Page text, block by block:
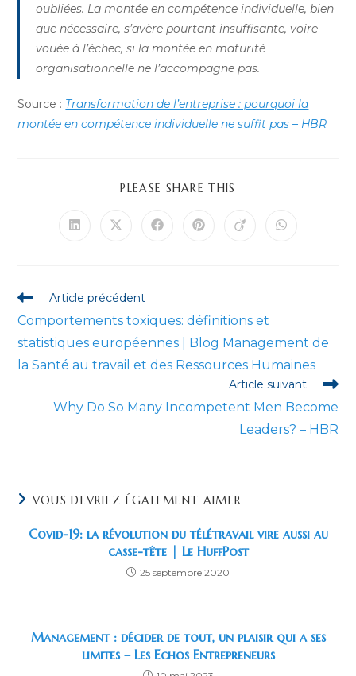
oubliées. La montée en compétence individuelle, bien
que nécessaire, s’avère pourtant insuffisante, voire
vouée à l’échec, si la montée en maturité
organisationnelle ne l’accompagne pas.
Source : Transformation de l’entreprise : pourquoi la
montée en compétence individuelle ne suffit pas – HBR
PLEASE SHARE THIS
Ouvrir
Ouvrir Ouvrir Ouvrir Ouvrir Ouvrir
Read
articles
Article précédent
Comportements toxiques: définitions et
statistiques européennes | Blog Management de
la Santé au travail et des Ressources Humaines
Article suivant
Why Do So Many Incompetent Men Become
Leaders? – HBR
VOUS DEVRIEZ ÉGALEMENT AIMER
Covid-19: la révolution du télétravail vire aussi au
casse-tête | Le HuffPost
25 septembre 2020
Management : décider de tout, un plaisir qui a ses
limites – Les Echos Entrepreneurs